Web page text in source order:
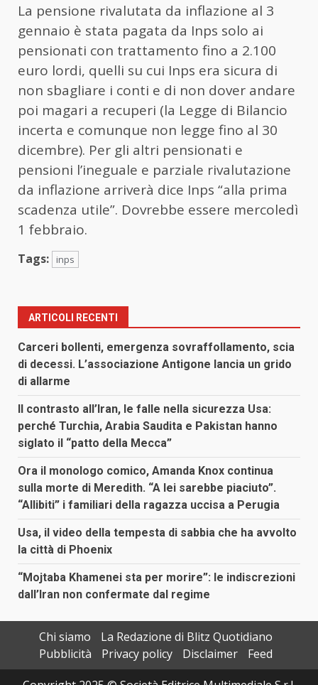
La pensione rivalutata da inflazione al 3
gennaio è stata pagata da Inps solo ai
pensionati con trattamento fino a 2.100
euro lordi, quelli su cui Inps era sicura di
non sbagliare i conti e di non dover andare
poi magari a recuperi (la Legge di Bilancio
incerta e comunque non legge fino al 30
dicembre). Per gli altri pensionati e
pensioni l’ineguale e parziale rivalutazione
da inflazione arriverà dice Inps “alla prima
scadenza utile”. Dovrebbe essere mercoledì
1 febbraio.
Tags: inps
ARTICOLI RECENTI
Carceri bollenti, emergenza sovraffollamento, scia
di decessi. L’associazione Antigone lancia un grido
di allarme
Il contrasto all’Iran, le falle nella sicurezza Usa:
perché Turchia, Arabia Saudita e Pakistan hanno
siglato il “patto della Mecca”
Ora il monologo comico, Amanda Knox continua
sulla morte di Meredith. “A lei sarebbe piaciuto”.
“Allibiti” i familiari della ragazza uccisa a Perugia
Usa, il video della tempesta di sabbia che ha avvolto
la città di Phoenix
“Mojtaba Khamenei sta per morire”: le indiscrezioni
dall’Iran non confermate dal regime
Chi siamo
La Redazione di Blitz Quotidiano
Pubblicità
Privacy policy Disclaimer
Feed